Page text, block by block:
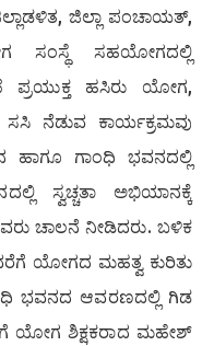
ಜಿಲ್ಲಾ ಪಂಚಾಯತ್,
ಸಹಯೋಗದಲ್ಲಿ
ಪ್ರಯುಕ್ತ ಹಸಿರು ಯೋಗ,
ಸಸಿ ನೆಡುವ ಕಾರ್ಯಕ್ರಮವು
ಹಾಗೂ ಗಾಂಧಿ ಭವನದಲ್ಲಿ
ಸ್ವಚ್ಚತಾ ಅಭಿಯಾನಕ್ಕೆ
ಚಾಲನೆ ನೀಡಿದರು. ಬಳಿಕ
ಯೋಗದ ಮಹತ್ವ ಕುರಿತು
ಭವನದ ಆವರಣದಲ್ಲಿ ಗಿಡ
ಯೋಗ ಶಿಕ್ಷಕರಾದ ಮಹೇಶ್